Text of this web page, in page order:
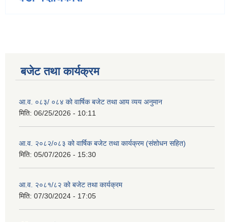
बजेट तथा कार्यक्रम
आ.व. ०८३/ ०८४ को वार्षिक बजेट तथा आय व्यय अनुमान
मिति: 06/25/2026 - 10:11
आ.व. २०८२/०८३ को वार्षिक बजेट तथा कार्यक्रम (संशोधन सहित)
मिति: 05/07/2026 - 15:30
आ.व. २०८१/८२ को बजेट तथा कार्यक्रम
मिति: 07/30/2024 - 17:05